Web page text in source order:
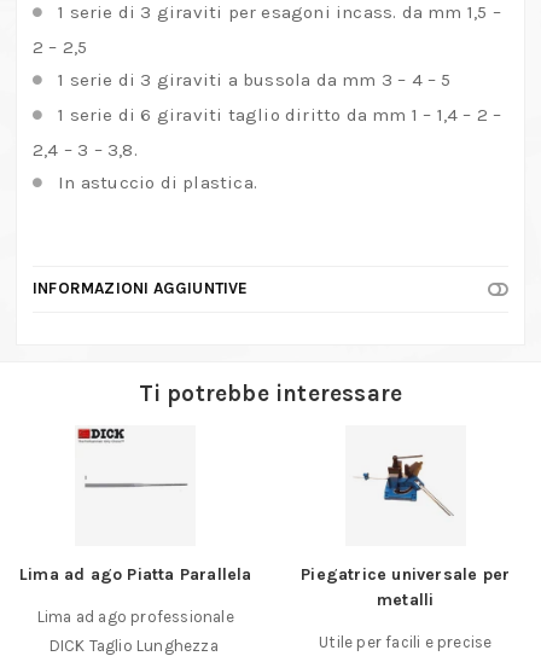
1 serie di 3 giraviti per esagoni incass. da mm 1,5 –
2 – 2,5
1 serie di 3 giraviti a bussola da mm 3 – 4 – 5
1 serie di 6 giraviti taglio diritto da mm 1 – 1,4 – 2 –
2,4 – 3 – 3,8.
In astuccio di plastica.
INFORMAZIONI AGGIUNTIVE
Ti potrebbe interessare
Lima ad ago Piatta Parallela
Lima ad ago professionale
DICK Taglio Lunghezza
Piegatrice universale per
metalli
Utile per facili e precise